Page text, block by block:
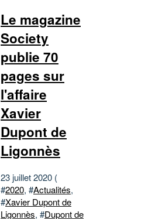
Le magazine
Society
publie 70
pages sur
l'affaire
Xavier
Dupont de
Ligonnès
23 juillet 2020 (
#2020, #Actualités,
#Xavier Dupont de
Ligonnès, #Dupont de